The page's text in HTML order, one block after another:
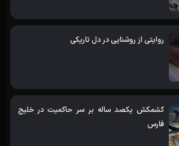
روایتی از روشنایی در دل تاریکی
کشمکش یکصد ساله بر سر حاکمیت در خلیج
فارس